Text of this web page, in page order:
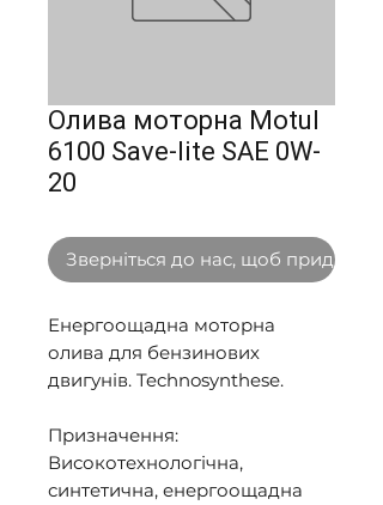
Олива моторна Motul
6100 Save-lite SAE 0W-
20
Зверніться до нас, щоб придбати
Енергоощадна моторна
олива для бензинових
двигунів. Technosynthese.
Призначення:
Високотехнологічна,
синтетична, енергоощадна